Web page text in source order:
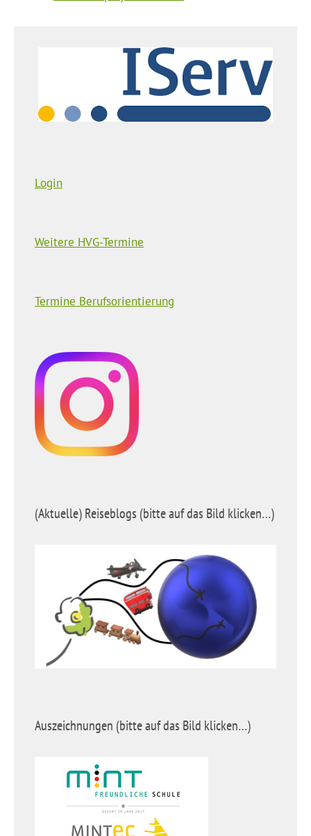
Login
Weitere HVG-Termine
Termine Berufsorientierung
(Aktuelle) Reiseblogs (bitte auf das Bild klicken…)
Auszeichnungen (bitte auf das Bild klicken…)